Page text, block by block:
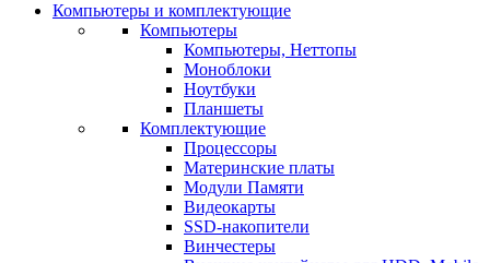
Компьютеры и комплектующие
Компьютеры
Компьютеры, Неттопы
Моноблоки
Ноутбуки
Планшеты
Комплектующие
Процессоры
Материнские платы
Модули Памяти
Видеокарты
SSD-накопители
Винчестеры